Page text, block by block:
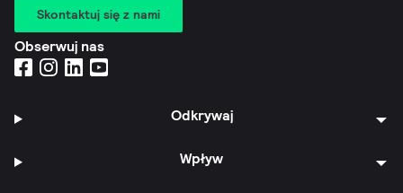
Skontaktuj się z nami
Obserwuj nas
Odkrywaj
Wpływ